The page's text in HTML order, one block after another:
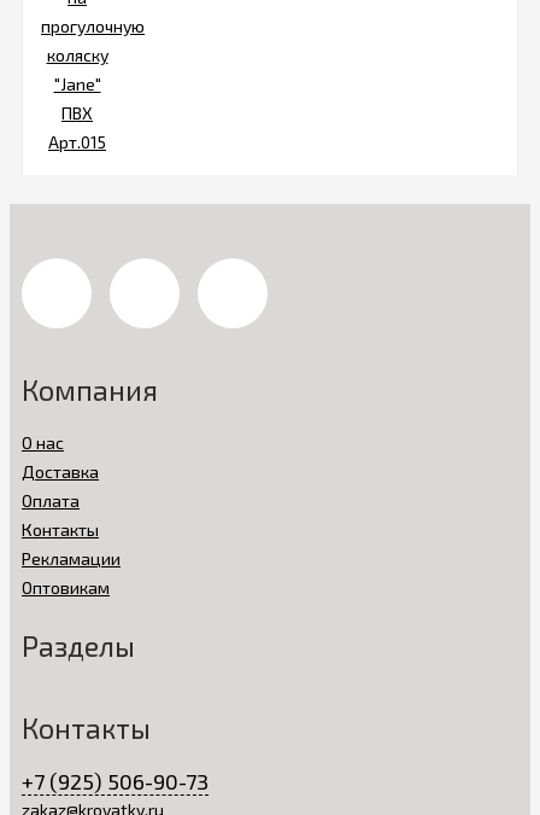
Компания
О нас
Доставка
Оплата
Контакты
Рекламации
Оптовикам
Разделы
Контакты
+7 (925) 506-90-73
zakaz@krovatky.ru